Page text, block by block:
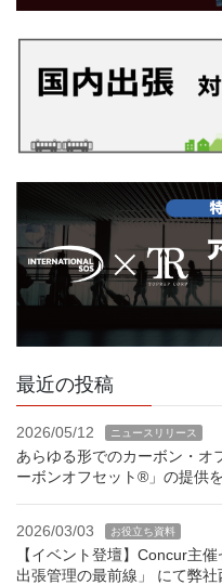
最近の投稿
2026/05/12 ニュースリリース
あらゆる形でのカーボン・
ーボンオフセット®」の提供
2026/03/03 お役立ち資料
【イベント登壇】Concur主
出張管理の最前線」 にて弊